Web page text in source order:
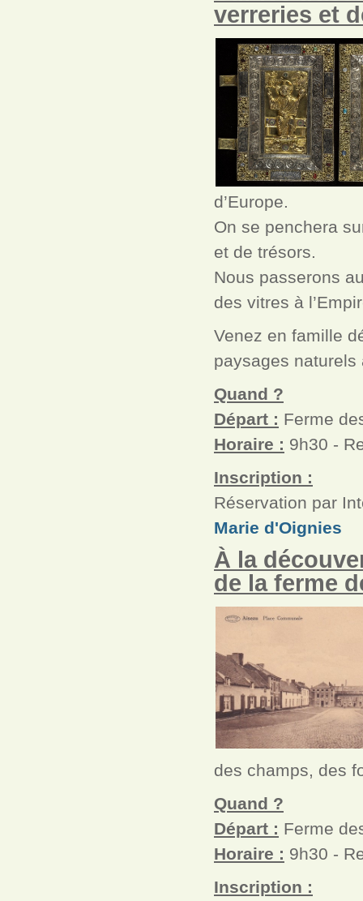
verreries et
d’Europe.
On se penchera
et de trésors.
Nous passerons
des vitres à
Venez en famille
paysages naturels
Quand ?
Départ : Ferme
Horaire : 9h30 -
Inscription :
Réservation par
Marie d'Oignies
À la
de la ferme
des champs, des
Quand ?
Départ : Ferme
Horaire : 9h30 -
Inscription :